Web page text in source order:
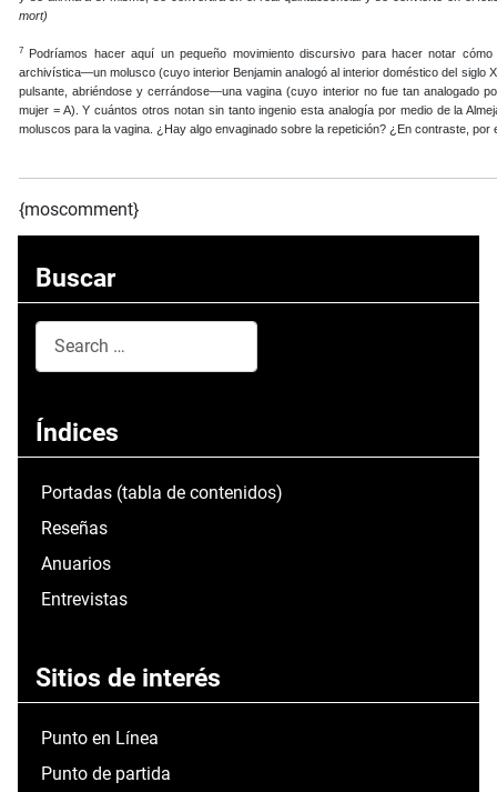
mort)
7
Podríamos hacer aquí un pequeño movimiento discursivo para hacer notar
archivística—un molusco (cuyo interior Benjamin analogó al interior doméstico del siglo
pulsante, abriéndose y cerrándose—una vagina (cuyo interior no fue tan analogado
mujer = A). Y cuántos otros notan sin tanto ingenio esta analogía por medio de la
moluscos para la vagina. ¿Hay algo envaginado sobre la repetición? ¿En contraste,
{moscomment}
Buscar
Índices
Portadas (tabla de contenidos)
Reseñas
Anuarios
Entrevistas
Sitios de interés
Punto en Línea
Punto de partida